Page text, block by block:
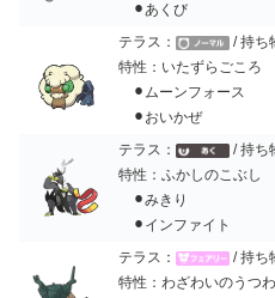
⚫︎あくび ⚫︎
テラス：
/ 持ち
特性：いたずらごころ
⚫︎ムーンフォース
⚫︎おいかぜ ⚫︎
テラス：
/ 持ち
特性：ふかしのこぶし
⚫︎みきり ⚫︎あ
⚫︎インファイト
テラス：
/ 持ち
特性：わざわいのうつわ